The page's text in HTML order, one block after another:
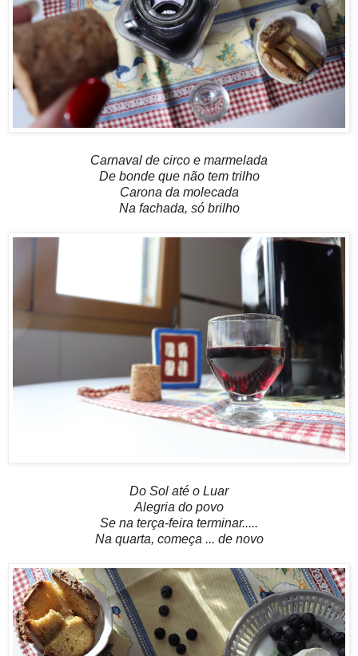
Carnaval de circo e marmelada
De bonde que não tem trilho
Carona da molecada
Na fachada, só brilho
Do Sol até o Luar
Alegria do povo
Se na terça-feira terminar.....
Na quarta, começa ... de novo